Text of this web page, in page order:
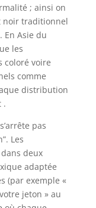
; ainsi on
noir traditionnel
En Asie du
les
coloré voire
comme
distribution
.
pas
Les
deux
adaptée
(par exemple «
jeton » au